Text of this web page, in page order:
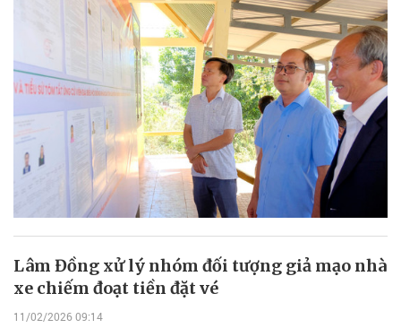
Lâm Đồng xử lý nhóm đối tượng giả mạo nhà
xe chiếm đoạt tiền đặt vé
11/02/2026 09:14